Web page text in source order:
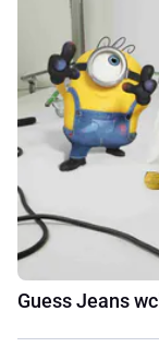
Guess Jeans